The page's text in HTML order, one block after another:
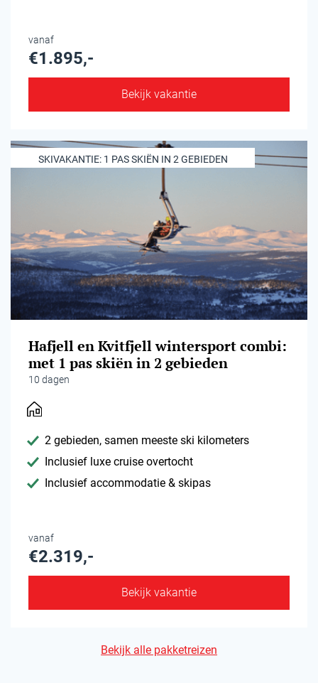
vanaf
€1.895,-
Bekijk vakantie
SKIVAKANTIE: 1 PAS SKIËN IN 2 GEBIEDEN
Hafjell en Kvitfjell wintersport combi:
met 1 pas skiën in 2 gebieden
10 dagen
2 gebieden, samen meeste ski kilometers
Inclusief luxe cruise overtocht
Inclusief accommodatie & skipas
vanaf
€2.319,-
Bekijk vakantie
Bekijk alle pakketreizen